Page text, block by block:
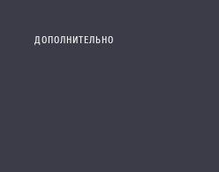
ДОПОЛНИТЕЛЬНО